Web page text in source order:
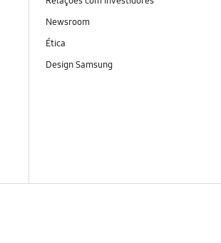
Newsroom
Ética
Design Samsung